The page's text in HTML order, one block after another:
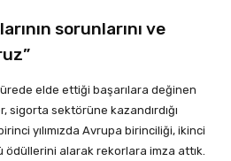
sorunlarını ve
elde ettiği başarılara değinen
sigorta sektörüne kazandırdığı
yılımızda Avrupa birinciliği, ikinci
ödüllerini alarak rekorlara imza attık.